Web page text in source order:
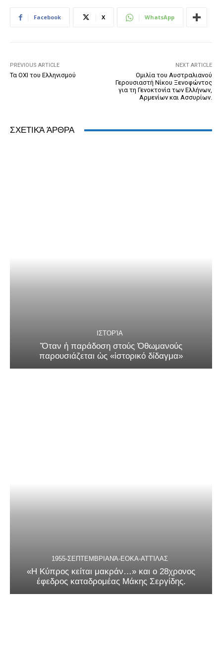
b
k
n
e
A dI
Facebook X WhatsApp
PREVIOUS ARTICLE
Τα ΟΧΙ του Ελληνισμού
NEXT ARTICLE
Ομιλία του Αυστραλιανού
Γερουσιαστή Νίκου Ξενοφώντος
για τη Γενοκτονία των Ελλήνων,
Αρμενίων και Ασσυρίων.
ΣΧΕΤΙΚΆ ΆΡΘΡΑ
ΙΣΤΟΡΊΑ
Ὅταν ἡ παράδοση στούς Ὀθωμανούς
παρουσιάζεται ὡς «ἱστορικό δίδαγμα»
1955-ΣΕΠΤΕΜΒΡΙΑΝΆ-ΕΟΚΑ-ΑΤΤΊΛΑΣ
«Η Κύπρος κείται μακράν…» και ο 28χρονος
έφεδρος καταδρομέας Μάκης Σεργίδης.